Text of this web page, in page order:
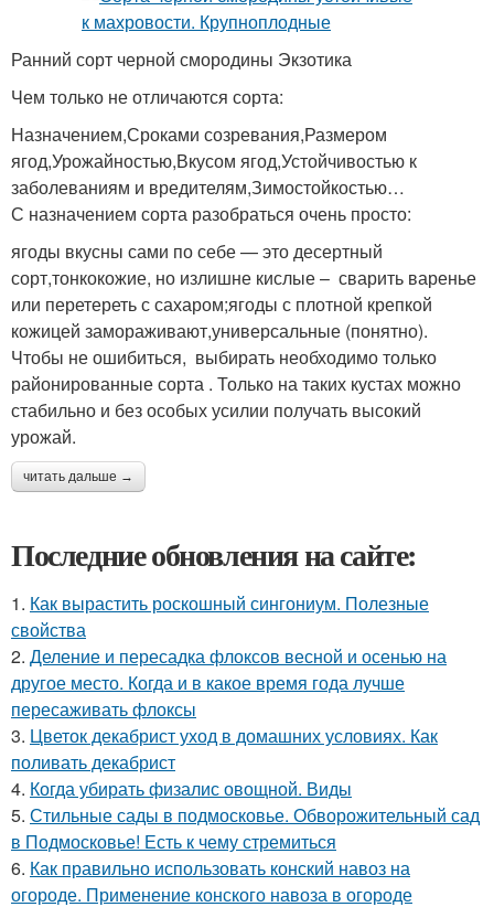
Ранний сорт черной смородины Экзотика
Чем только не отличаются сорта:
Назначением,Сроками созревания,Размером
ягод,Урожайностью,Вкусом ягод,Устойчивостью к
заболеваниям и вредителям,Зимостойкостью…
С назначением сорта разобраться очень просто:
ягоды вкусны сами по себе — это десертный
сорт,тонкокожие, но излишне кислые – сварить варенье
или перетереть с сахаром;ягоды с плотной крепкой
кожицей замораживают,универсальные (понятно).
Чтобы не ошибиться, выбирать необходимо только
районированные сорта . Только на таких кустах можно
стабильно и без особых усилии получать высокий
урожай.
читать дальше →
Последние обновления на сайте:
1. Как вырастить роскошный сингониум. Полезные
свойства
2. Деление и пересадка флоксов весной и осенью на
другое место. Когда и в какое время года лучше
пересаживать флоксы
3. Цветок декабрист уход в домашних условиях. Как
поливать декабрист
4. Когда убирать физалис овощной. Виды
5. Стильные сады в подмосковье. Обворожительный сад
в Подмосковье! Есть к чему стремиться
6. Как правильно использовать конский навоз на
огороде. Применение конского навоза в огороде